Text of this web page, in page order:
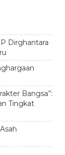
Dirghantara
Bangsa”:
Tingkat